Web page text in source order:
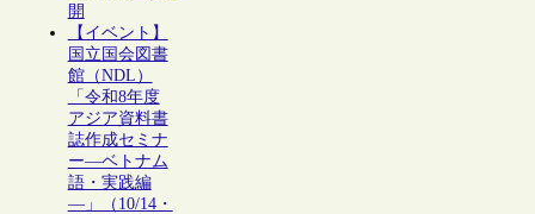
開
【イベント】
国立国会図書
館（NDL）
「令和8年度
アジア資料書
誌作成セミナ
ー―ベトナム
語・実践編
―」（10/14・